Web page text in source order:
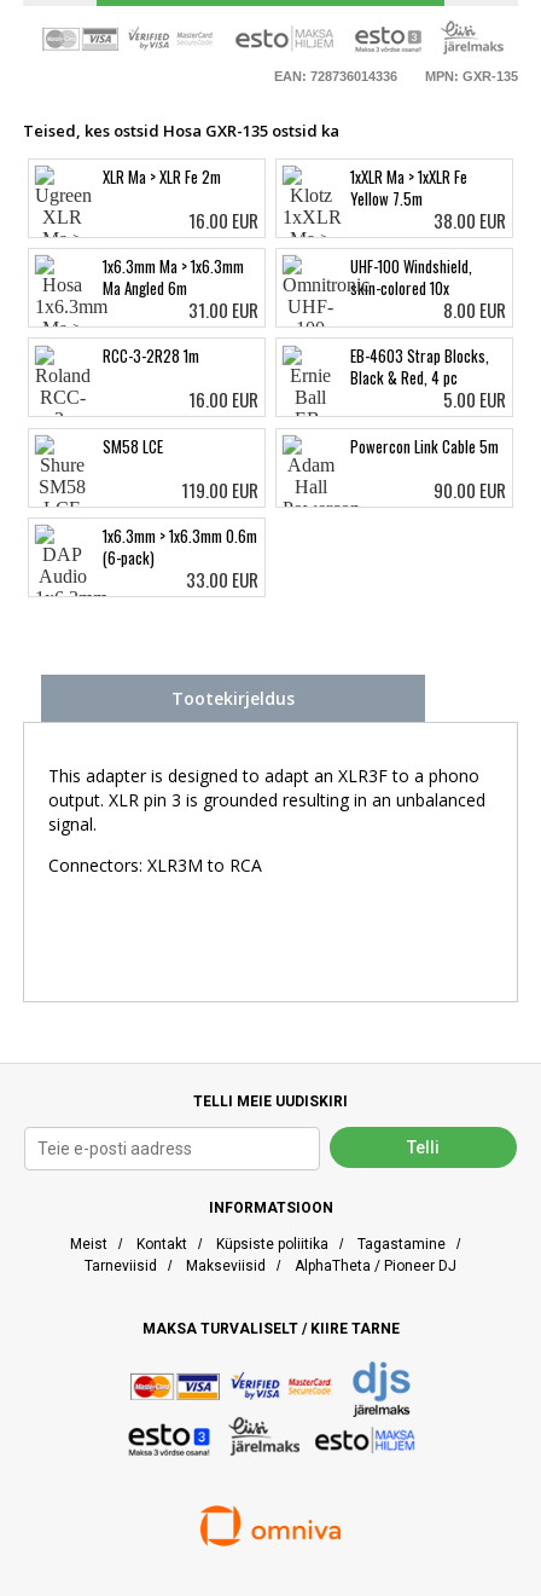
EAN: 728736014336 MPN: GXR-135
Teised, kes ostsid Hosa GXR-135 ostsid ka
XLR Ma > XLR Fe 2m
16.00 EUR
1xXLR Ma > 1xXLR Fe
Yellow 7.5m
38.00 EUR
1x6.3mm Ma > 1x6.3mm
Ma Angled 6m
31.00 EUR
UHF-100 Windshield,
skin-colored 10x
8.00 EUR
RCC-3-2R28 1m
16.00 EUR
EB-4603 Strap Blocks,
Black & Red, 4 pc
5.00 EUR
SM58 LCE
119.00 EUR
Powercon Link Cable 5m
90.00 EUR
1x6.3mm > 1x6.3mm 0.6m
(6-pack)
33.00 EUR
Tootekirjeldus
This adapter is designed to adapt an XLR3F to a phono
output. XLR pin 3 is grounded resulting in an unbalanced
signal.
Connectors: XLR3M to RCA
TELLI MEIE UUDISKIRI
INFORMATSIOON
Meist / Kontakt / Küpsiste poliitika / Tagastamine /
Tarneviisid
/ Makseviisid / AlphaTheta / Pioneer DJ
MAKSA TURVALISELT / KIIRE TARNE